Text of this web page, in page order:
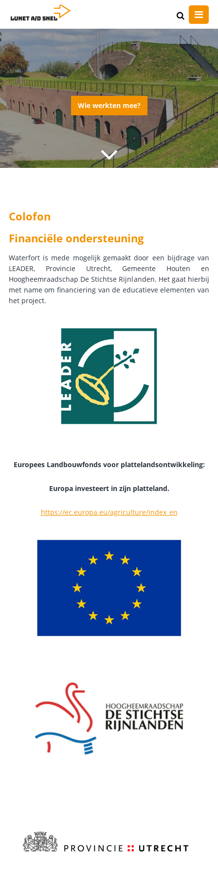
Wie werkten mee?
Colofon
Financiële ondersteuning
Waterfort is mede mogelijk gemaakt door een bijdrage van
LEADER, Provincie Utrecht, Gemeente Houten en
Hoogheemraadschap De Stichtse Rijnlanden. Het gaat hierbij
met name om financiering van de educatieve elementen van
het project.
Europees Landbouwfonds voor plattelandsontwikkeling:
Europa investeert in zijn platteland.
https://ec.europa.eu/agriculture/index_en